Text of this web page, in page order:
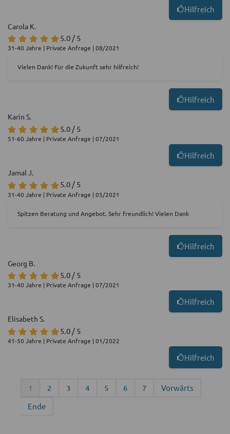
Hilfreich
Carola K.
5.0 / 5
31-40 Jahre | Private Anfrage | 08/2021
Vielen Dank! Für die Zukunft sehr hilfreich!
Hilfreich
Karin S.
5.0 / 5
51-60 Jahre | Private Anfrage | 07/2021
Hilfreich
Jamal J.
5.0 / 5
31-40 Jahre | Private Anfrage | 05/2021
Spitzen Beratung und Angebot. Sehr freundlich! Vielen Dank
Hilfreich
Georg B.
5.0 / 5
31-40 Jahre | Private Anfrage | 07/2021
Hilfreich
Elisabeth S.
5.0 / 5
41-50 Jahre | Private Anfrage | 01/2022
Hilfreich
1 2 3 4 5 6 7
Vorwärts
Ende